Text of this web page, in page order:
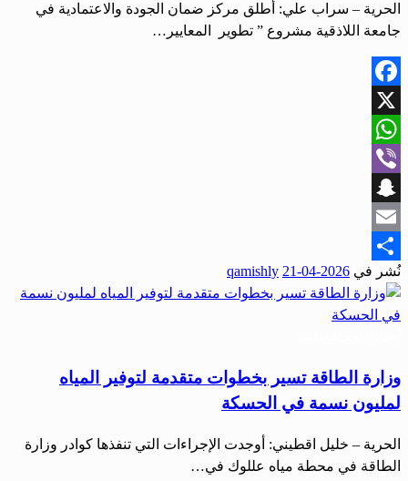
الحرية – سراب علي: أطلق مركز ضمان الجودة والاعتمادية في
جامعة اللاذقية مشروع ” تطوير المعايير…
Facebook
X
WhatsApp
Viber
Snapchat
Email
Share
نُشر في 2026-04-21
qamishly
وزارة الطاقة تسير بخطوات متقدمة لتوفير المياه
لمليون نسمة في الحسكة
الحرية – خليل اقطيني: أوجدت الإجراءات التي تنفذها كوادر وزارة
الطاقة في محطة مياه عللوك في…